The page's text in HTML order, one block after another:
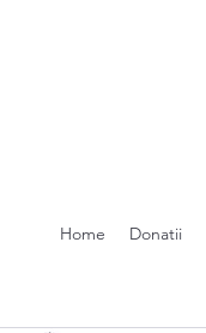
Home Donatii